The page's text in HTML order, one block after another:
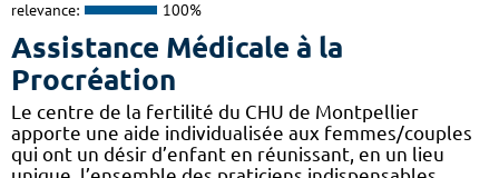
relevance: 100%
Assistance Médicale à la
Procréation
Le centre de la fertilité du CHU de Montpellier
apporte une aide individualisée aux femmes/couples
qui ont un désir d’enfant en réunissant, en un lieu